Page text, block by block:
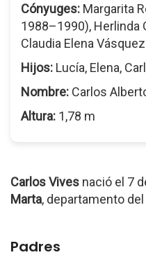
Cónyuges: Margarita
1988–1990), Herlinda
Claudia Elena Vásquez
Hijos: Lucía, Elena,
Nombre: Carlos
Altura: 1,78 m
Carlos Vives nació el 7
Marta, departamento del
Padres